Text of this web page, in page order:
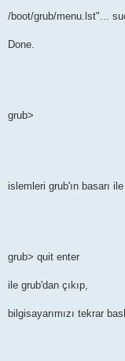
/boot/grub/menu.lst"...
Done.
grub>
islemleri grub'ın basarı
grub> quit enter
ile grub'dan çıkıp,
bilgisayarımızı tekrar